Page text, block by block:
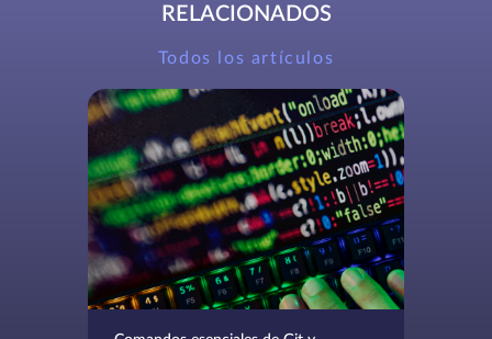
RELACIONADOS
Todos los artículos